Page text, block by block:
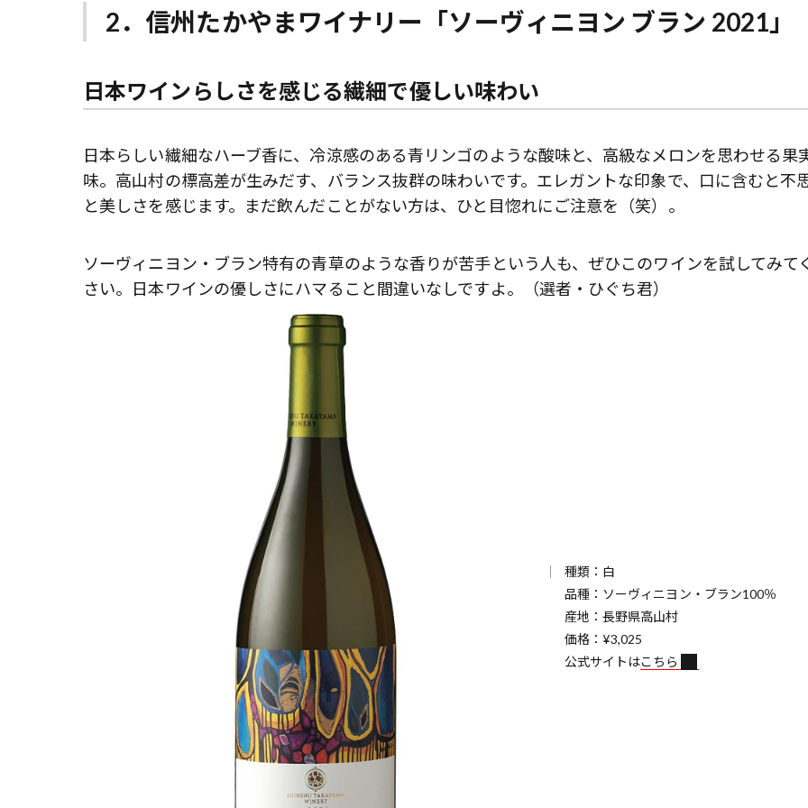
2．信州たかやまワイナリー「ソーヴィニヨン ブラン 2021」
日本ワインらしさを感じる繊細で優しい味わい
日本らしい繊細なハーブ香に、冷涼感のある青リンゴのような酸味と、高級なメロンを思わせる果
味。高山村の標高差が生みだす、バランス抜群の味わいです。エレガントな印象で、口に含むと不
と美しさを感じます。まだ飲んだことがない方は、ひと目惚れにご注意を（笑）。
ソーヴィニヨン・ブラン特有の青草のような香りが苦手という人も、ぜひこのワインを試してみて
さい。日本ワインの優しさにハマること間違いなしですよ。（選者・ひぐち君）
種類：白
品種：ソーヴィニヨン・ブラン100％
産地：長野県高山村
価格：¥3,025
公式サイトはこちら